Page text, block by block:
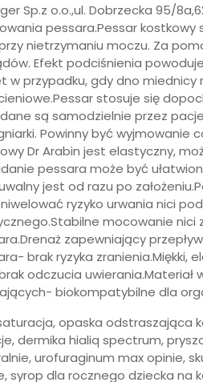
Sp.z o.o.,ul. Dobrzecka 95/
pessara.Pessar
nietrzymaniu moczu. Za
Efekt podciśnienia
w przypadku, gdy dno
stosuje się
są samodzielnie przez
Powinny być wyjmowanie
Dr Arabin jest elastyczny,
pessara może być
jest od razu po
ryzyko urwania nici
mocowanie nici
zapewniający
brak ryzyka
odczucia uwierania.Materiał
biokompatybilne dla
opaska odstraszająca
dermika hialiq spectrum,
urofuraginum max opinie,
syrop dla rocznego dziecka na